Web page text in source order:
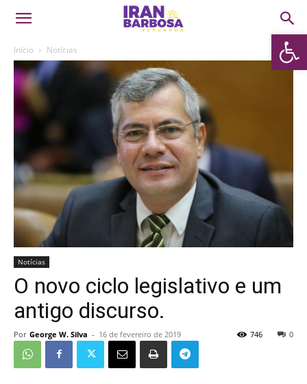
Abrir
Início Notícias
Notícias
O novo ciclo legislativo e um
antigo discurso.
Por George W. Silva - 16 de fevereiro de 2019 0
746